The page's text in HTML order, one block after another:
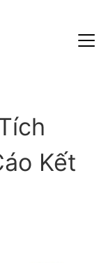
Chính sách bảo mật
Kết